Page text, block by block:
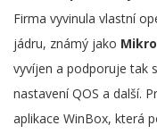
Firma vyvinula vlastní
jádru, známý jako
vyvíjen a podporuje tak
nastavení QOS a další.
aplikace WinBox, která